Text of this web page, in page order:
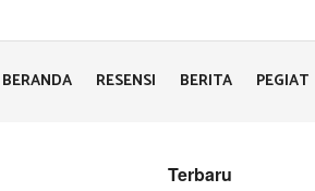
BERANDA RESENSI BERITA PEGIAT
Terbaru